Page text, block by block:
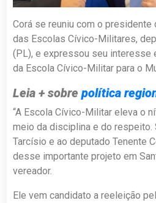
Corá se reuniu com o presidente
das Escolas Cívico-Militares,
(PL), e expressou seu interesse
da Escola Cívico-Militar para o
Leia + sobrepolítica
“A Escola Cívico-Militar eleva o
meio da disciplina e do
Tarcísio e ao deputado Tenente
desse importante projeto em
vereador.
Ele vem candidato a reeleição